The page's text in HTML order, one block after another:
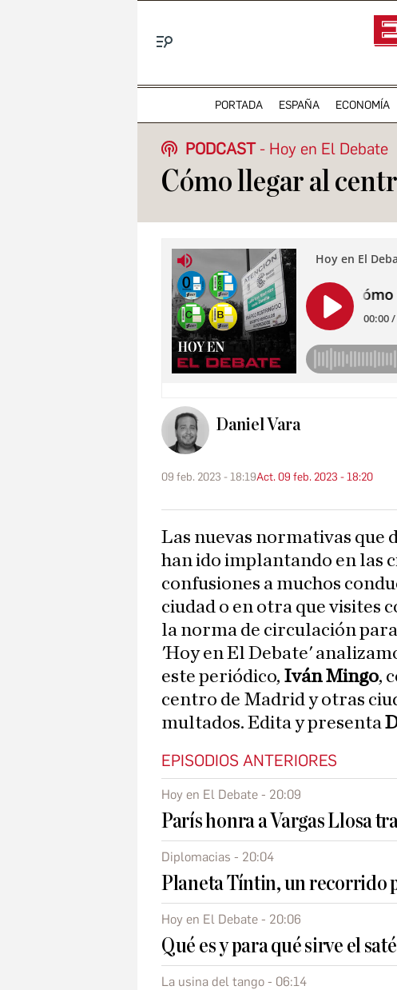
PORTADA ESPAÑA ECONOMÍA
PODCAST Hoy en El Debate
Cómo llegar al
Daniel Vara
09 feb. 2023 - 18:19Act. 09 feb. 2023 - 18:20
Las nuevas normativas que durante los últimos meses se
han ido implantando en las
confusiones a muchos
ciudad o en otra que visites
la norma de circulación
'Hoy en El Debate'
este periódico, Iván Mingo,
centro de Madrid y otras
multados. Edita y presenta
EPISODIOS ANTERIORES
Hoy en El Debate - 20:09
París honra a Vargas Llosa
Diplomacias - 20:04
Planeta Tíntin, un recorrido
Hoy en El Debate - 20:06
Qué es y para qué sirve el
La usina del tango - 06:14